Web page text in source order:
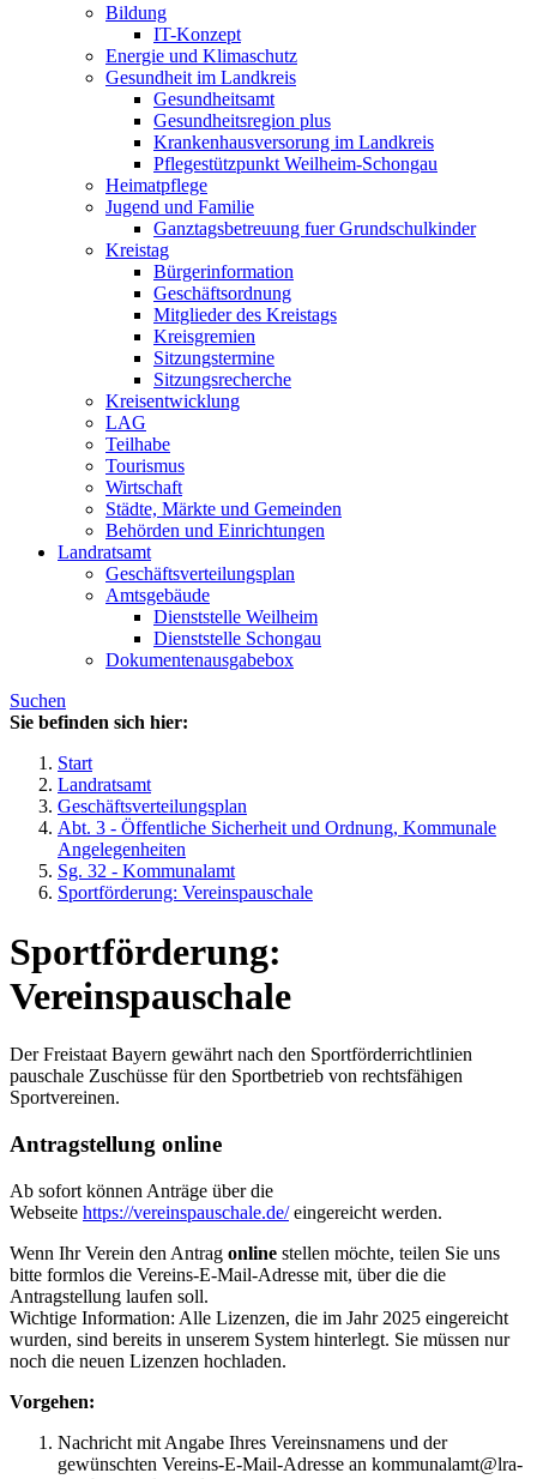
Bildung
IT-Konzept
Energie und Klimaschutz
Gesundheit im Landkreis
Gesundheitsamt
Gesundheitsregion plus
Krankenhausversorung im Landkreis
Pflegestützpunkt Weilheim-Schongau
Heimatpflege
Jugend und Familie
Ganztagsbetreuung fuer Grundschulkinder
Kreistag
Bürgerinformation
Geschäftsordnung
Mitglieder des Kreistags
Kreisgremien
Sitzungstermine
Sitzungsrecherche
Kreisentwicklung
LAG
Teilhabe
Tourismus
Wirtschaft
Städte, Märkte und Gemeinden
Behörden und Einrichtungen
Landratsamt
Geschäftsverteilungsplan
Amtsgebäude
Dienststelle Weilheim
Dienststelle Schongau
Dokumentenausgabebox
Suchen
Sie befinden sich hier:
Start
Landratsamt
Geschäftsverteilungsplan
Abt. 3 - Öffentliche Sicherheit und Ordnung, Kommunale
Angelegenheiten
Sg. 32 - Kommunalamt
Sportförderung: Vereinspauschale
Sportförderung:
Vereinspauschale
Der Freistaat Bayern gewährt nach den Sportförderrichtlinien
pauschale Zuschüsse für den Sportbetrieb von rechtsfähigen
Sportvereinen.
Antragstellung online
Ab sofort können Anträge über die
Webseite https://vereinspauschale.de/eingereicht werden.
Wenn Ihr Verein den Antrag online stellen möchte, teilen Sie uns
bitte formlos die Vereins-E-Mail-Adresse mit, über die die
Antragstellung laufen soll.
Wichtige Information: Alle Lizenzen, die im Jahr 2025 eingereicht
wurden, sind bereits in unserem System hinterlegt. Sie müssen nur
noch die neuen Lizenzen hochladen.
Vorgehen:
Nachricht mit Angabe Ihres Vereinsnamens und der
gewünschten Vereins-E-Mail-Adresse an kommunalamt@lra-